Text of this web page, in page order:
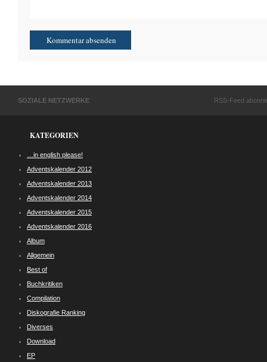
SOZIALE NETZWERKE RSS-Feed
KATEGORIEN
…in english please!
Adventskalender 2012
Adventskalender 2013
Adventskalender 2014
Adventskalender 2015
Adventskalender 2016
Album
Allgemein
Best of
Buchkritiken
Compilation
Diskografie Ranking
Diverses
Download
EP